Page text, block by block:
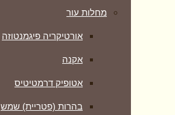
מחלות עור
אורטיקריה פיגמנטוזה
אקנה
אטופיק דרמטיטיס
בהרות (פטריית) שמש